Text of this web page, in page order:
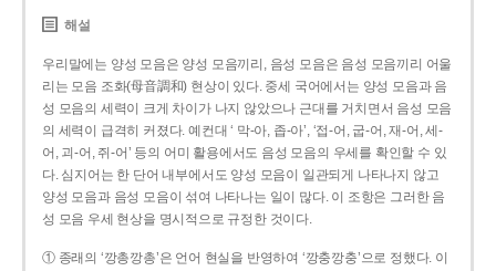
해설
우리말에는 양성 모음은 양성 모음끼리, 음성 모음은 음성 모음끼리 어울
리는 모음 조화(母音調和) 현상이 있다. 중세 국어에서는 양성 모음과 음
성 모음의 세력이 크게 차이가 나지 않았으나 근대를 거치면서 음성 모음
의 세력이 급격히 커졌다. 예컨대 ‘ 막-아, 좁-아’, ‘접-어, 굽-어, 재-어, 세-
어, 괴-어, 쥐-어’ 등의 어미 활용에서도 음성 모음의 우세를 확인할 수 있
다. 심지어는 한 단어 내부에서도 양성 모음이 일관되게 나타나지 않고
양성 모음과 음성 모음이 섞여 나타나는 일이 많다. 이 조항은 그러한 음
성 모음 우세 현상을 명시적으로 규정한 것이다.
① 종래의 ‘깡총깡총’은 언어 현실을 반영하여 ‘깡충깡충’으로 정했다. 이